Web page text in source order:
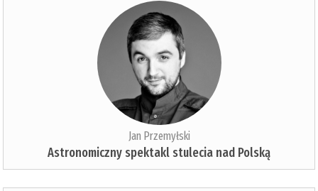
Jan Przemyłski
Astronomiczny spektakl stulecia nad Polską